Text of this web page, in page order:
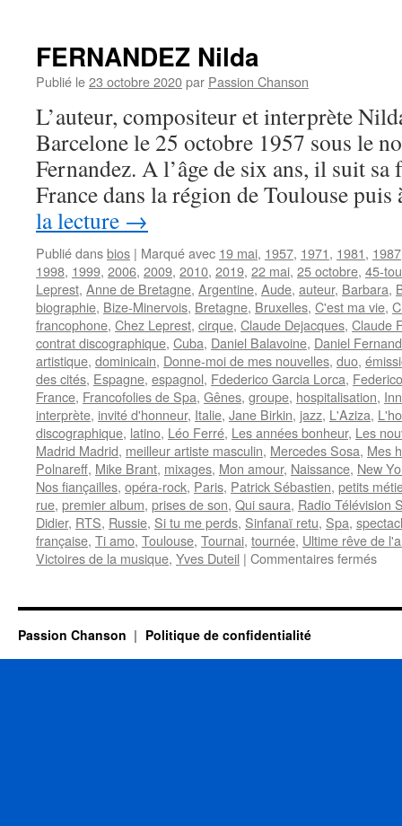
FERNANDEZ Nilda
Publié le23 octobre 2020par Passion Chanson
L’auteur, compositeur et interprète
Barcelone le 25 octobre 1957 sous le
Fernandez. A l’âge de six ans, il suit
France dans la région de Toulouse
la lecture →
Publié dansbios | Marqué avec 19 mai, 1957, 1971, 1981, 1987
1998, 1999, 2006, 2009, 2010, 2019, 22 mai, 25 octobre, 45-
Leprest, Anne de Bretagne, Argentine, Aude, auteur, Barbara,
biographie, Bize-Minervois, Bretagne, Bruxelles, C'est ma vie,
francophone, Chez Leprest, cirque, Claude Dejacques, Claude
contrat discographique, Cuba, Daniel Balavoine, Daniel
artistique, dominicain, Donne-moi de mes nouvelles, duo,
des cités, Espagne, espagnol, Fdederico Garcia Lorca,
France, Francofolies de Spa, Gênes, groupe, hospitalisation,
interprète, invité d'honneur, Italie, Jane Birkin, jazz, L'Aziza,
discographique, latino, Léo Ferré, Les années bonheur, Les
Madrid Madrid, meilleur artiste masculin, Mercedes Sosa, Mes
Polnareff, Mike Brant, mixages, Mon amour, Naissance, New
Nos fiançailles, opéra-rock, Paris, Patrick Sébastien, petits
rue, premier album, prises de son, Qui saura, Radio Télévision
Didier, RTS, Russie, Si tu me perds, Sinfanaï retu, Spa,
française, Ti amo, Toulouse, Tournai, tournée, Ultime rêve de
Victoires de la musique, Yves Duteil | Commentaires ferméssur
Passion Chanson Politique de confidentialité